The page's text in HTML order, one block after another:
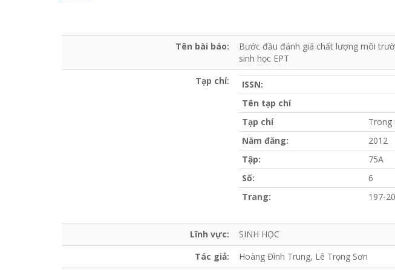
Tên bài báo:
Bước đầu đánh giá chất lượng môi
sinh học EPT
Tạp chí:
ISSN:
Tên tạp chí
Tạp chí
Trong
Năm đăng:
2012
Tập:
75A
Số:
6
Trang:
197-
Lĩnh vực:
SINH HỌC
Tác giả:
Hoàng Đình Trung, Lê Trọng Sơn